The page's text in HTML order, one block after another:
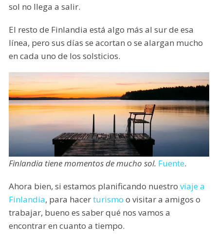
sol no llega a salir.
El resto de Finlandia está algo más al sur de esa
línea, pero sus días se acortan o se alargan mucho
en cada uno de los solsticios.
Finlandia tiene momentos de mucho sol. Fuente.
Ahora bien, si estamos planificando nuestro viaje a
Finlandia, para hacerturismo o visitar a amigos o
trabajar, bueno es saber qué nos vamos a
encontrar en cuanto a tiempo.